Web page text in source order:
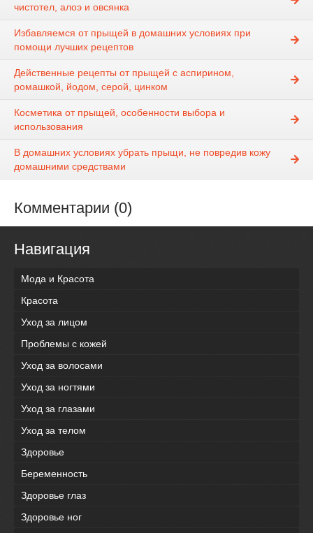
чистотел, алоэ и овсянка
Избавляемся от прыщей в домашних условиях при
помощи лучших рецептов
Действенные рецепты от прыщей с аспирином,
ромашкой, йодом, серой, цинком
Косметика от прыщей, особенности выбора и
использования
В домашних условиях убрать прыщи, не повредив кожу
домашними средствами
Комментарии (0)
Навигация
Мода и Красота
Красота
Уход за лицом
Проблемы с кожей
Уход за волосами
Уход за ногтями
Уход за глазами
Уход за телом
Здоровье
Беременность
Здоровье глаз
Здоровье ног